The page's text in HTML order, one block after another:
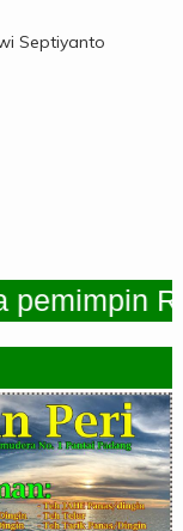
Septiyanto